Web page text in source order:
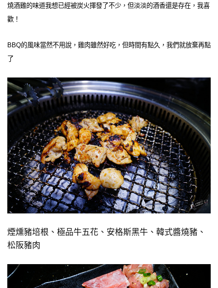
燒酒雞的味道我想已經被炭火揮發了不少，但淡淡的酒香還是存在，我喜
歡！
BBQ的風味當然不用說，雞肉雖然好吃，但時間有點久，我們就放棄再點
了
煙燻豬培根、極品牛五花、安格斯黑牛、韓式醬燒豬、
松阪豬肉